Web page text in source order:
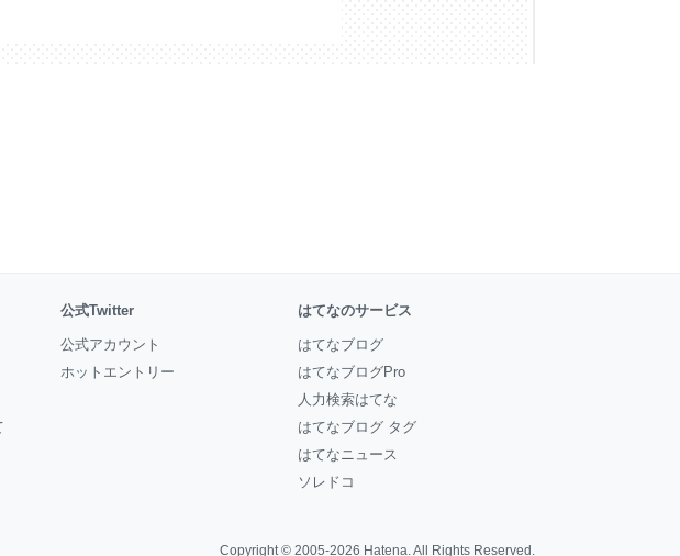
公式Twitter
公式アカウント
ホットエントリー
はてなのサービス
はてなブログ
はてなブログPro
人力検索はてな
はてなブログ タグ
はてなニュース
ソレドコ
Copyright © 2005-2026 Hatena. All Rights Reserved.